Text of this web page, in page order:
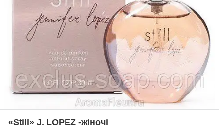
«Still» J. LOPEZ -жіночі